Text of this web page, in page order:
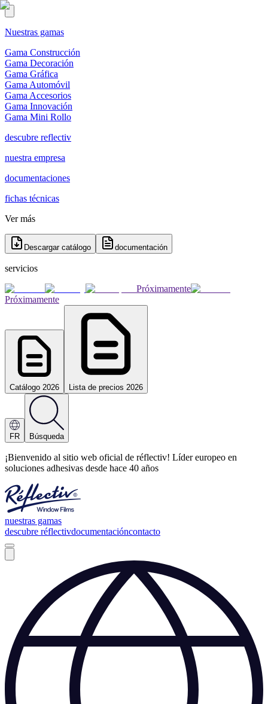
Nuestras gamas
Gama Construcción
Gama Decoración
Gama Gráfica
Gama Automóvil
Gama Accesorios
Gama Innovación
Gama Mini Rollo
descubre reflectiv
nuestra empresa
documentaciones
fichas técnicas
Ver más
Descargar catálogo documentación
servicios
Próximamente
Próximamente
Catálogo 2026 Lista de precios 2026
FR Búsqueda
¡Bienvenido al sitio web oficial de réflectiv! Líder europeo en
soluciones adhesivas desde hace 40 años
nuestras gamas
descubre réflectivdocumentacióncontacto